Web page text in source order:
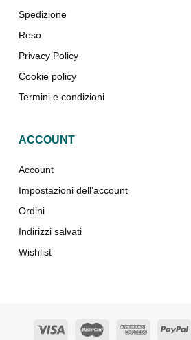
Spedizione
Reso
Privacy Policy
Cookie policy
Termini e condizioni
ACCOUNT
Account
Impostazioni dell’account
Ordini
Indirizzi salvati
Wishlist